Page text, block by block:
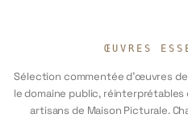
ŒUVRES
Sélection commentée d'œuvres
le domaine public,
artisans de Maison Picturale.